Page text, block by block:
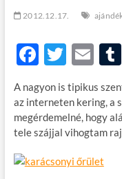
2012.12.17.
F
ac
e
b
o
o
T
w
itt
er
E
ail
A nagyon is tipikus
az interneten kering, a
megérdemelné, hogy
tele szájjal vihogtam